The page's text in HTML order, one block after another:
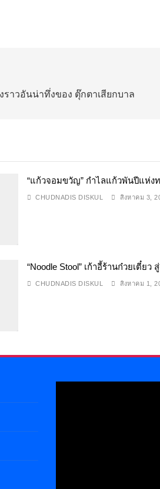
ราวอันน่าทึ่งของ ตุ๊กตาเสียกบาล
“แก้วจอมขวัญ” กำไลแก้วพันปีแห่ง
CHUDNADIS DISKUL สิงหาคม 3,
“Noodle Stool” เก้าอี้ร้านก๋วยเตี๋ย
CHUDNADIS DISKUL สิงหาคม 1,